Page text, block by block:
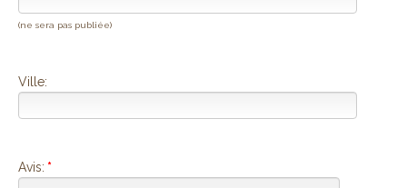
(ne sera pas publiée)
Ville:
Avis: *